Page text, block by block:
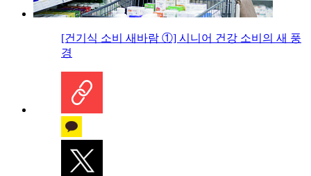
[건기식 소비 새바람 ①] 시니어 건강 소비의 새 풍
경